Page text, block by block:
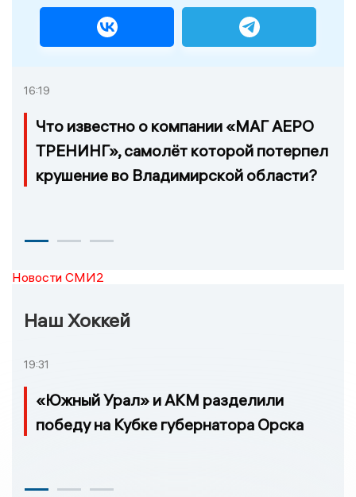
16:19
Что известно о компании «МАГ АЕРО
ТРЕНИНГ», самолёт которой потерпел
крушение во Владимирской области?
Новости СМИ2
Наш Хоккей
19:31
«Южный Урал» и АКМ разделили
победу на Кубке губернатора Орска